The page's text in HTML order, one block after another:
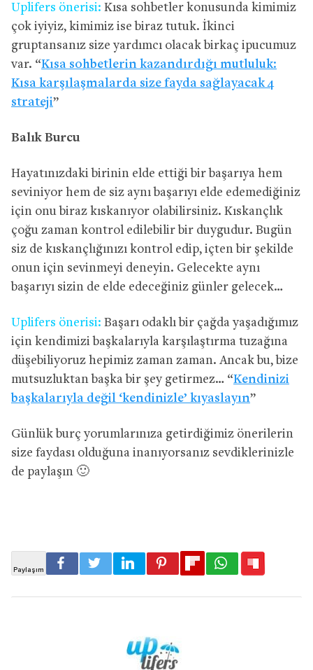
Uplifers önerisi: Kısa sohbetler konusunda kimimiz
çok iyiyiz, kimimiz ise biraz tutuk. İkinci
gruptansanız size yardımcı olacak birkaç ipucumuz
var. “Kısa sohbetlerin kazandırdığı mutluluk:
Kısa karşılaşmalarda size fayda sağlayacak 4
strateji”
Balık Burcu
Hayatınızdaki birinin elde ettiği bir başarıya hem
seviniyor hem de siz aynı başarıyı elde edemediğiniz
için onu biraz kıskanıyor olabilirsiniz. Kıskançlık
çoğu zaman kontrol edilebilir bir duygudur. Bugün
siz de kıskançlığınızı kontrol edip, içten bir şekilde
onun için sevinmeyi deneyin. Gelecekte aynı
başarıyı sizin de elde edeceğiniz günler gelecek…
Uplifers önerisi: Başarı odaklı bir çağda yaşadığımız
için kendimizi başkalarıyla karşılaştırma tuzağına
düşebiliyoruz hepimiz zaman zaman. Ancak bu, bize
mutsuzluktan başka bir şey getirmez… “Kendinizi
başkalarıyla değil ‘kendinizle’ kıyaslayın”
Günlük burç yorumlarınıza getirdiğimiz önerilerin
size faydası olduğuna inanıyorsanız sevdiklerinizle
de paylaşın 🙂